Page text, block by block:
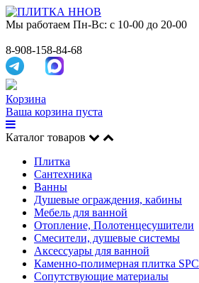
Мы работаем Пн-Вс: с 10-00 до 20-00
8-908-158-84-68
Корзина
Ваша корзина пуста
Каталог товаров
Плитка
Сантехника
Ванны
Душевые ограждения, кабины
Мебель для ванной
Отопление, Полотенцесушители
Смесители, душевые системы
Аксессуары для ванной
Каменно-полимерная плитка SPC
Сопутствующие материалы